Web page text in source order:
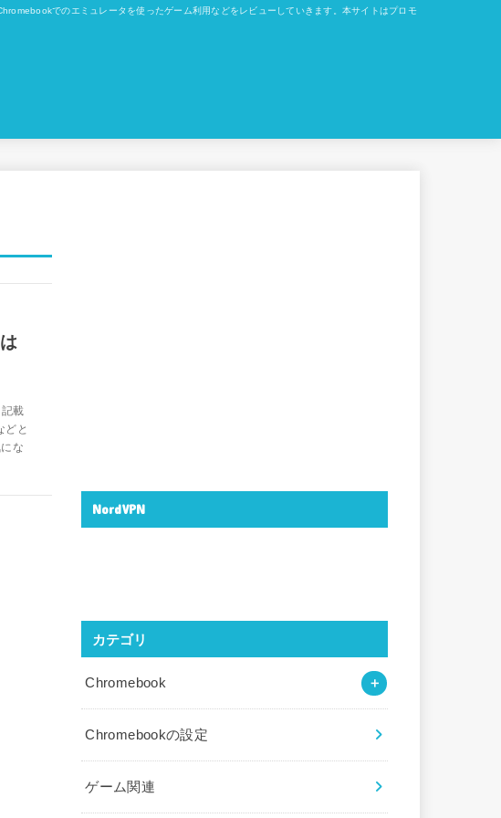
でのエミュレータを使ったゲーム利用などをレビューしていきます。本サイトはプロモ
載
どと
な
NordVPN
カテゴリ
Chromebook
Chromebookの設定
ゲーム関連